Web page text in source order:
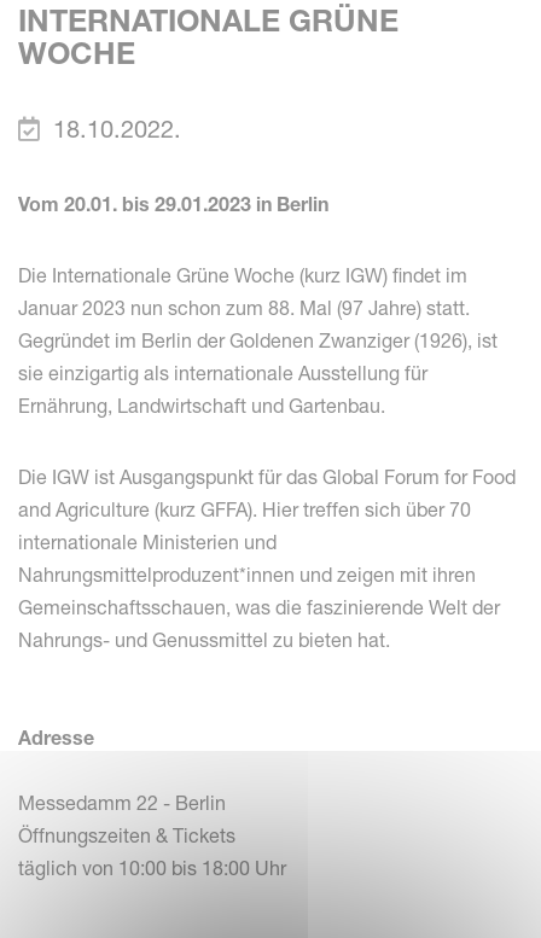
INTERNATIONALE GRÜNE
WOCHE
18.10.2022.
Vom 20.01. bis 29.01.2023 in Berlin
Die Internationale Grüne Woche (kurz IGW) findet im
Januar 2023 nun schon zum 88. Mal (97 Jahre) statt.
Gegründet im Berlin der Goldenen Zwanziger (1926), ist
sie einzigartig als internationale Ausstellung für
Ernährung, Landwirtschaft und Gartenbau.
Die IGW ist Ausgangspunkt für das Global Forum for Food
and Agriculture (kurz GFFA). Hier treffen sich über 70
internationale Ministerien und
Nahrungsmittelproduzent*innen und zeigen mit ihren
Gemeinschaftsschauen, was die faszinierende Welt der
Nahrungs- und Genussmittel zu bieten hat.
Adresse
Messedamm 22 - Berlin
Öffnungszeiten & Tickets
täglich von 10:00 bis 18:00 Uhr